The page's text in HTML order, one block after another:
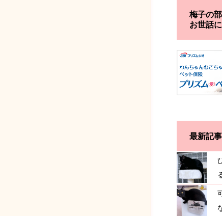
梅子の
お世話
最新記事